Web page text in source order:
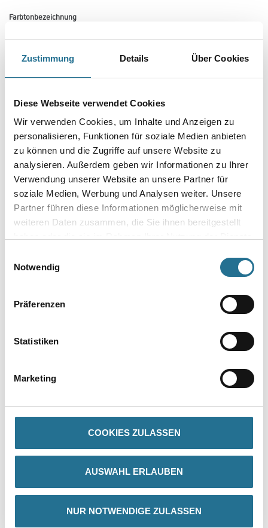
Zustimmung Details Über Cookies
Diese Webseite verwendet Cookies
Wir verwenden Cookies, um Inhalte und Anzeigen zu
personalisieren, Funktionen für soziale Medien anbieten
zu können und die Zugriffe auf unsere Website zu
analysieren. Außerdem geben wir Informationen zu Ihrer
Verwendung unserer Website an unsere Partner für
soziale Medien, Werbung und Analysen weiter. Unsere
Partner führen diese Informationen möglicherweise mit
weiteren Daten zusammen, die Sie ihnen bereitgestellt
Notwendig
Präferenzen
Statistiken
Marketing
COOKIES ZULASSEN
AUSWAHL ERLAUBEN
NUR NOTWENDIGE ZULASSEN
Farbtonbezeichnung
Glanzgrad
Gebinde
Umrechnungsfaktoren
- AgBB-konform
- Nassabriebklasse 1 nach DIN EN 13300
- Nicht brennbar nach DIN 4102, A2
- Beständig gegen wässrige Desinfektionsmittel